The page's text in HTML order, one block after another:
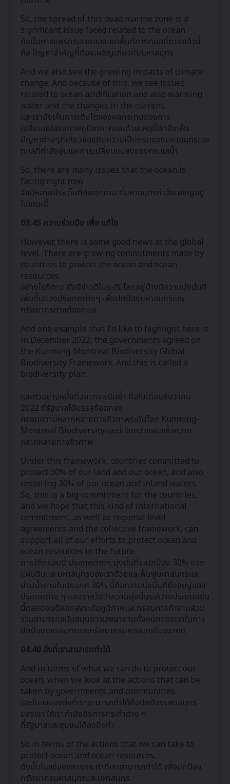
So, the spread of this dead marine zone is a
significant issue faced related to the ocean.
ดังนั้นการแพร่กระจายของเขตพื้นที่ทางทะเลที่ตายแล้วนี้
คือ ปัญหาสำคัญที่ต้องเผชิญเกี่ยวกับมหาสมุทร
And we also see the growing impacts of climate
change. And because of this, we see issues
related to ocean acidification and also warming
water and the changes in the current.
และเรายังเห็นการเติบโตของผลกระทบของการ
เปลี่ยนแปลงสภาพภูมิอากาศและด้วยเหตุนี้เราจึงเห็น
ปัญหาต่างๆที่เกี่ยวข้องกับความเป็นกรดของมหาสมุทรและ
ทะเลที่กำลังอุ่นและการเปลี่ยนแปลงของกระแสน้ำ
So, there are many issues that the ocean is
facing right now.
จึงมีหลายประเด็นที่ภัยคุกคาม ที่มหาสมุทรกำลังเผชิญอยู่
ในขณะนี้
03.45 ความร่วมมือ เพื่อ แก้ไข
However, there is some good news at the global
level. There are growing commitments made by
countries to protect the ocean and ocean
resources.
อย่างไรก็ตาม ยังมีข่าวดีในระดับโลกอยู่บ้างมีความมุ่งมั่นที่
เพิ่มขึ้นของประเทศต่างๆ เพื่อปกป้องมหาสมุทรและ
ทรัพยากรทางท้องทะเล
And one example that I'd like to highlight here is
in December 2022, the governments agreed on
the Kunming-Montreal Biodiversity Global
Biodiversity Framework. And this is called a
biodiversity plan.
และตัวอย่างหนึ่งที่อยากจะเน้นย้ำ คือในเดือนธันวาคม
2022 ที่รัฐบาลได้บรรลุข้อตกลง
กรอบความหลากหลายทางชีวภาพระดับโลก Kunming-
Montreal Biodiversityและนี่เรียกว่าแผนเพื่อความ
หลากหลายทางชีวภาพ
Under this framework, countries committed to
protect 30% of our land and our ocean, and also
restoring 30% of our ocean and inland waters.
So, this is a big commitment for the countries,
and we hope that this kind of international
commitment, as well as regional level
agreements and the collective framework, can
support all of our efforts to protect ocean and
ocean resources in the future.
ภายใต้กรอบนี้ ประเทศต่างๆ มุ่งมั่นที่จะปกป้อง 30% ของ
แผ่นดินและมหาสมุทรของเราด้วยและฟื้นฟูมหาสมุทรและ
น่านน้ำภายในประเทศ 30% นี่คือความมุ่งมั่นที่ยิ่งใหญ่ของ
ประเทศต่าง ๆ และเราหวังว่าความมุ่งมั่นระหว่างประเทศเช่น
นี้ตลอดจนข้อตกลงระดับภูมิภาคและกรอบการทำงานส่วน
รวมสามารถสนับสนุนความพยายามทั้งหมดของเราในการ
ปกป้องมหาสมุทรและทรัพยากรมหาสมุทรในอนาคต
04.40 สิ่งที่เราสามารถทำได้
And in terms of what we can do to protect our
ocean, when we look at the actions that can be
taken by governments and communities.
และในแง่ของสิ่งที่เราสามารถทำได้คือปกป้องมหาสมุทร
ของเรา ให้เราคำนึงถึงการกระทำต่าง ๆ
ที่รัฐบาลและชุมชนได้ลงมือทำ
So in terms of the actions that we can take to
protect ocean and ocean resources,
ดังนั้นในแง่ของการกระทำที่เราสามารถทำได้ เพื่อปกป้อง
ทรัพยากรมหาสมุทรและมหาสมุทร